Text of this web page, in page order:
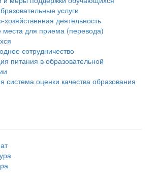
услуги
деятельность
места для приема (перевода)
сотрудничество
питания в образовательной
система оценки качества образования